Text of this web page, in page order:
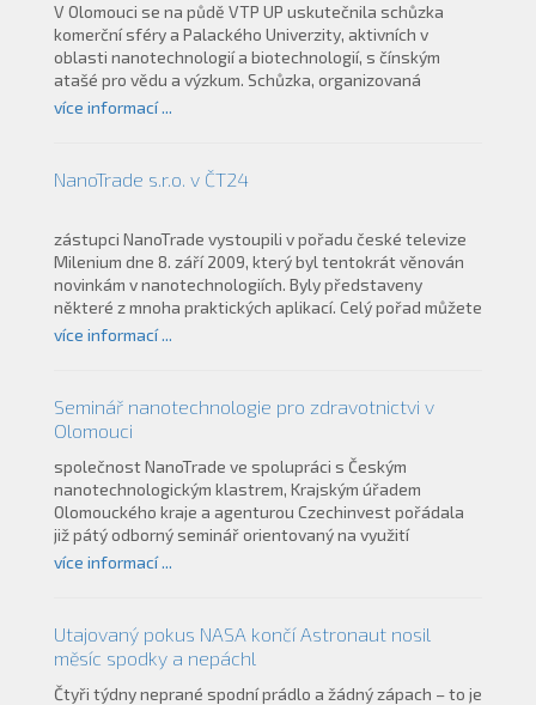
V Olomouci se na půdě VTP UP uskutečnila schůzka
komerční sféry a Palackého Univerzity, aktivních v
oblasti nanotechnologií a biotechnologií, s čínským
atašé pro vědu a výzkum. Schůzka, organizovaná
agenturou Czechinvest, otevřela první kontakty k dalším
společných výzkumných projektech. Společnost
NanoTrade, přítomná jako jediná komerční firma z oblasti
případný zájem o oblasti vzájemných výměn technologií
a Know-How.
více informací ...
NanoTrade s.r.o. v ČT24
zástupci NanoTrade vystoupili v pořadu české televize
Milenium dne 8. září 2009, který byl tentokrát věnován
novinkám v nanotechnologiích. Byly představeny
některé z mnoha praktických aplikací. Celý pořad můžete
shlédnout kliknutím na:
více informací ...
Seminář nanotechnologie pro zdravotnictvi v
Olomouci
společnost NanoTrade ve spolupráci s Českým
nanotechnologickým klastrem, Krajským úřadem
Olomouckého kraje a agenturou Czechinvest pořádala
již pátý odborný seminář orientovaný na využití
nanotechnologií v konkrétních aplikacích, tentokrát ve
více informací ...
Utajovaný pokus NASA končí Astronaut nosil
měsíc spodky a nepáchl
Čtyři týdny neprané spodní prádlo a žádný zápach – to je